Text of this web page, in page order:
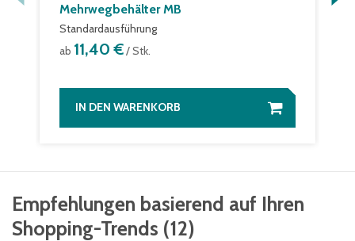
Mehrwegbehälter MB
Standardausführung
ab 11,40 €/ Stk.
IN DEN WARENKORB
Empfehlungen basierend auf Ihren
Shopping-Trends (12)